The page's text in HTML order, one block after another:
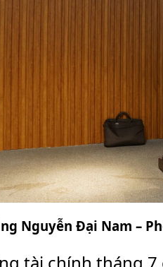
Nguyễn Đại Nam –
tài chính tháng